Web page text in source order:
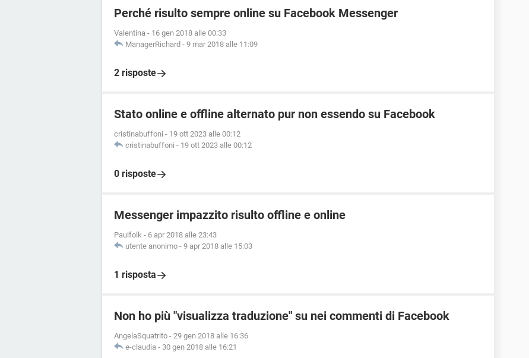
Perché risulto sempre online su Facebook Messenger
Valentina - 16 gen 2018 alle 00:33
ManagerRichard - 9 mar 2018 alle 11:09
2 risposte
Stato online e offline alternato pur non essendo su Facebook
cristinabuffoni - 19 ott 2023 alle 00:12
cristinabuffoni - 19 ott 2023 alle 00:12
0 risposte
Messenger impazzito risulto offline e online
Paulfolk - 6 apr 2018 alle 23:43
utente anonimo - 9 apr 2018 alle 15:03
1 risposta
Non ho più "visualizza traduzione" su nei commenti di Facebook
AngelaSquatrito - 29 gen 2018 alle 16:36
e-claudia - 30 gen 2018 alle 16:21